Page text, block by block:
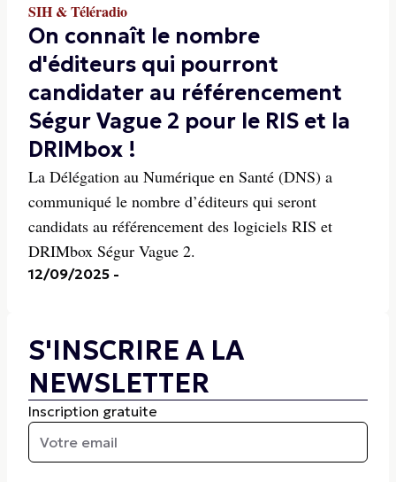
SIH & Téléradio
On connaît le nombre
d'éditeurs qui pourront
candidater au référencement
Ségur Vague 2 pour le RIS et la
DRIMbox !
La Délégation au Numérique en Santé (DNS) a
communiqué le nombre d’éditeurs qui seront
candidats au référencement des logiciels RIS et
DRIMbox Ségur Vague 2.
12/09/2025 -
S'INSCRIRE A LA
NEWSLETTER
Inscription gratuite